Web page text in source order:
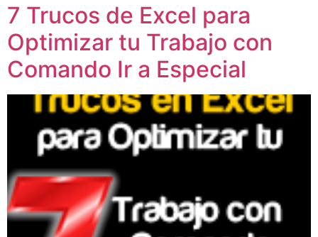
7 Trucos de Excel para
Optimizar tu Trabajo con
Comando Ir a Especial